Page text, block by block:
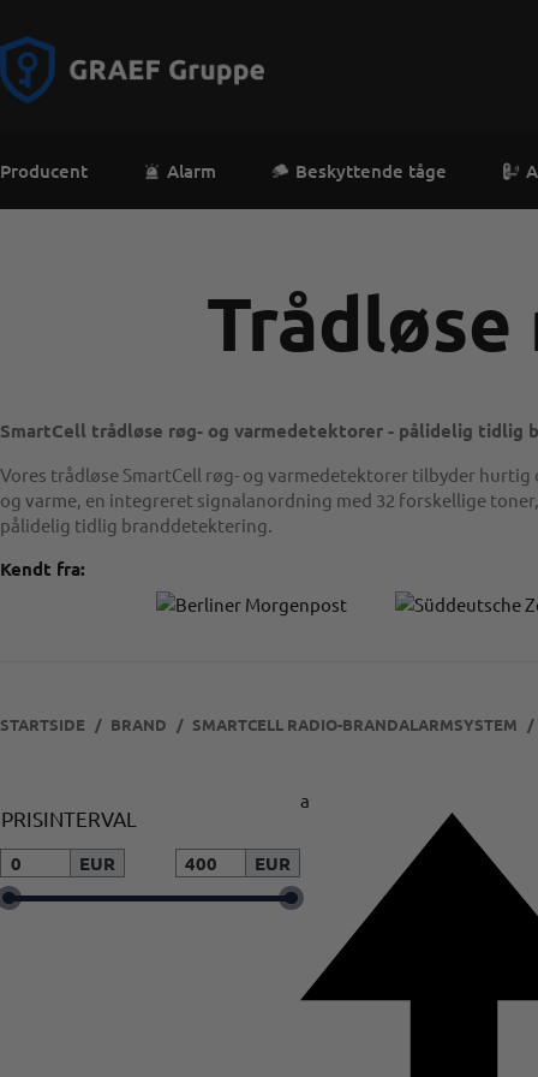
Producent Alarm Beskyttende tåge
SmartCell trådløse røg- og varmedetektorer - pålidelig
Vores trådløse SmartCell røg- og varmedetektorer tilbyder
og varme, en integreret signalanordning med 32 forskellige
pålidelig tidlig branddetektering.
Kendt fra:
STARTSIDE BRAND SMARTCELL RADIO-BRANDALARMSYSTEM
a
PRISINTERVAL
EUR EUR